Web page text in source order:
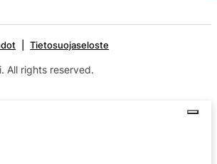
Tietosuojaseloste
All rights reserved.